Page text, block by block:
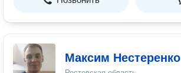
Максим Нестеренко